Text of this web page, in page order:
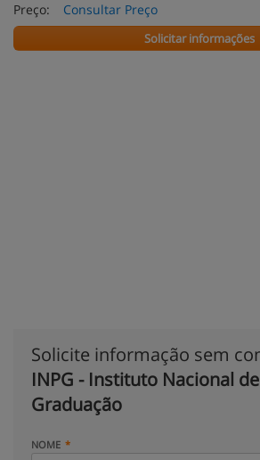
Preço:
Consultar Preço
Solicitar informações
Solicite informação sem
INPG - Instituto Nacional
Graduação
NOME